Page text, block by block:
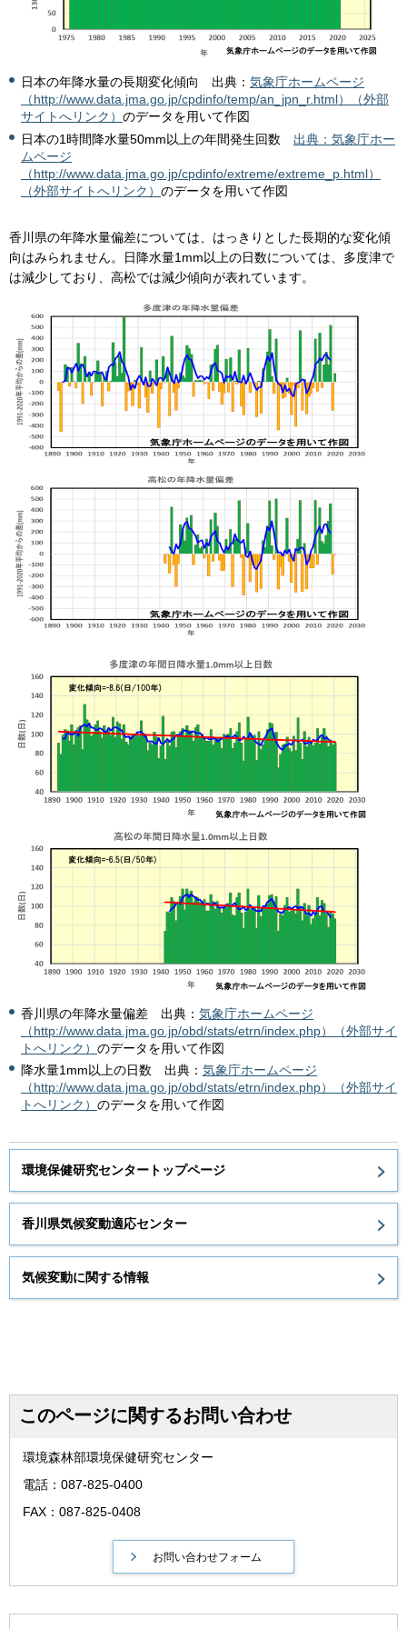
日本の年降水量の長期変化傾向 出典 ： 気象庁ホームページ
（http://www.data.jma.go.jp/cpdinfo/temp/an_jpn_r.html）（外部
サイトへリンク） のデータを用いて作図
日本の1時間降水量50mm以上の年間発生回数
出典： 気象庁ホー
ムページ
（http://www.data.jma.go.jp/cpdinfo/extreme/extreme_p.html）
（外部サイトへリンク） のデータを用いて作図
香川県の年降水量偏差については、はっきりとした長期的な変化傾
向はみられません。日降水量1mm以上の日数については、多度津で
は減少しており、高松では減少傾向が表れています。
香川県の年降水量偏差 出典 ： 気象庁ホームページ
（http://www.data.jma.go.jp/obd/stats/etrn/index.php）（外部サイ
トへリンク） のデータを用いて作図
降水量1mm以上の日数
出典 ： 気象庁ホームページ
（http://www.data.jma.go.jp/obd/stats/etrn/index.php）（外部サイ
トへリンク） のデータを用いて作図
環境保健研究センタートップページ
香川県気候変動適応センター
気候変動に関する情報
このページに関するお問い合わせ
環境森林部環境保健研究センター
電話：087-825-0400
FAX：087-825-0408